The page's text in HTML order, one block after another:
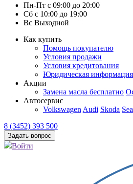
Пн-Пт с 09:00 до 20:00
Сб с 10:00 до 19:00
Вс Выходной
Как купить
Помощь покупателю
Условия продажи
Условия кредитования
Юридическая информация
Акции
Замена масла бесплатно
Автосервис
Volkswagen Audi Skoda
8 (3452) 393 500
Задать вопрос
Войти